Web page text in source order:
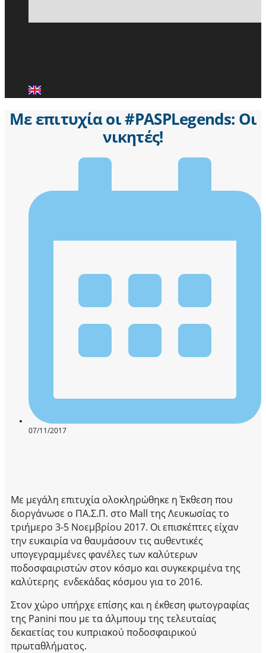
Με επιτυχία οι #PASPLegends: Οι
νικητές!
07/11/2017
Με μεγάλη επιτυχία ολοκληρώθηκε η Έκθεση που
διοργάνωσε ο ΠΑ.Σ.Π. στο Mall της Λευκωσίας το
τριήμερο 3-5 Νοεμβρίου 2017. Οι επισκέπτες είχαν
την ευκαιρία να θαυμάσουν τις αυθεντικές
υπογεγραμμένες φανέλες των καλύτερων
ποδοσφαιριστών στον κόσμο και συγκεκριμένα της
καλύτερης ενδεκάδας κόσμου για το 2016.
Στον χώρο υπήρχε επίσης και η έκθεση φωτογραφίας
της Panini που με τα άλμπουμ της τελευταίας
δεκαετίας του κυπριακού ποδοσφαιρικού
πρωταθλήματος.